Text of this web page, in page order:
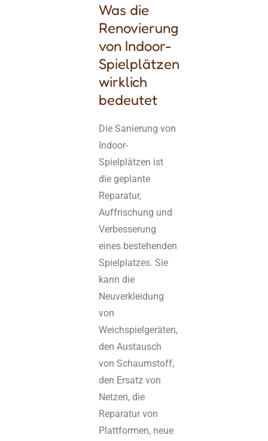
Was die
Renovierung
von Indoor-
Spielplätzen
wirklich
bedeutet
Die Sanierung von
Indoor-
Spielplätzen ist
die geplante
Reparatur,
Auffrischung und
Verbesserung
eines bestehenden
Spielplatzes. Sie
kann die
Neuverkleidung
von
Weichspielgeräten,
den Austausch
von Schaumstoff,
den Ersatz von
Netzen, die
Reparatur von
Plattformen, neue